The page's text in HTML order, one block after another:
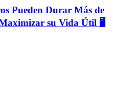
Pueden Durar Más de
su Vida Útil 🖥️